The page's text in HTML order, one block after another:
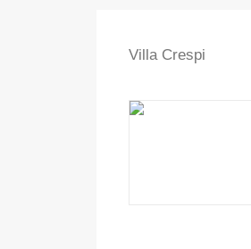
Villa Crespi